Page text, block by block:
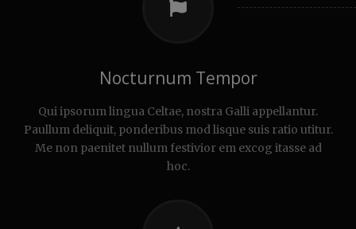
Nocturnum Tempor
Qui ipsorum lingua Celtae, nostra Galli appellantur.
Paullum deliquit, ponderibus mod lisque suis ratio utitur.
Me non paenitet nullum festivior em excog itasse ad
hoc.